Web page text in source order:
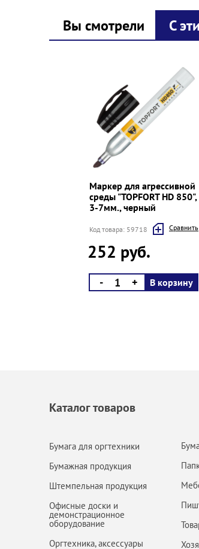
Вы смотрели С
Маркер для агрессивной
среды "TOPFORT HD 850",
3-7мм., черный
Код товара: 59718 Cравнить
252 руб.
- + В корзину
Каталог товаров
Бумага для оргтехники
Бумажная продукция
Штемпельная продукция
Офисные доски и
демонстрационное
оборудование
Оргтехника, аксессуары